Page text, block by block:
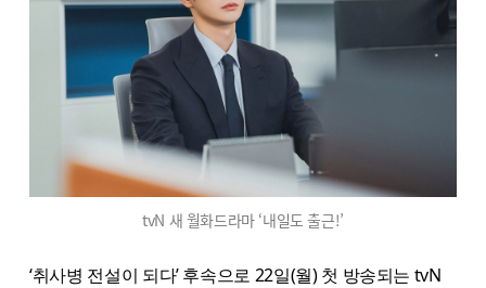
tvN 새 월화드라마 ‘내일도 출근!’
‘취사병 전설이 되다’ 후속으로 22일(월) 첫 방송되는 tvN